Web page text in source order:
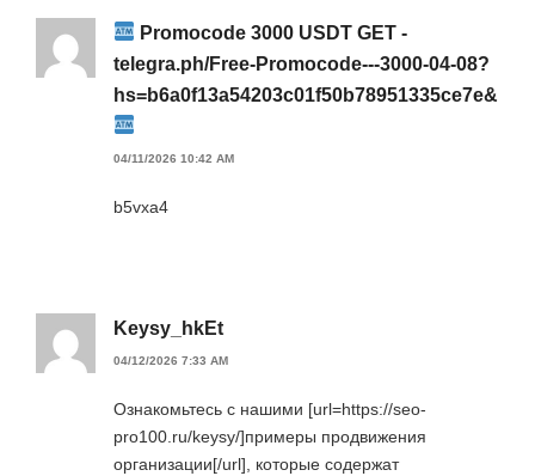
Promocode 3000 USDT GET -
telegra.ph/Free-Promocode---3000-04-08?
hs=b6a0f13a54203c01f50b78951335ce7e&
04/11/2026 10:42 AM
b5vxa4
Keysy_hkEt
04/12/2026 7:33 AM
Ознакомьтесь с нашими [url=https://seo-
pro100.ru/keysy/]примеры продвижения
организации[/url], которые содержат